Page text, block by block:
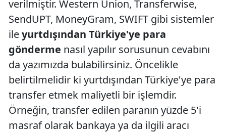
verilmiştir. Western Union, Transferwise,
SendUPT, MoneyGram, SWIFT gibi sistemler
ileyurtdışından Türkiye'ye para
gönderme nasıl yapılır sorusunun cevabını
da yazımızda bulabilirsiniz. Öncelikle
belirtilmelidir ki yurtdışından Türkiye'ye para
transfer etmek maliyetli bir işlemdir.
Örneğin, transfer edilen paranın yüzde 5'i
masraf olarak bankaya ya da ilgili aracı